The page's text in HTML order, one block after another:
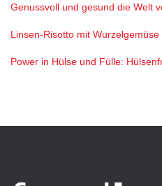
Genussvoll und gesund die Welt
Linsen-Risotto mit
Power in Hülse und Fülle: